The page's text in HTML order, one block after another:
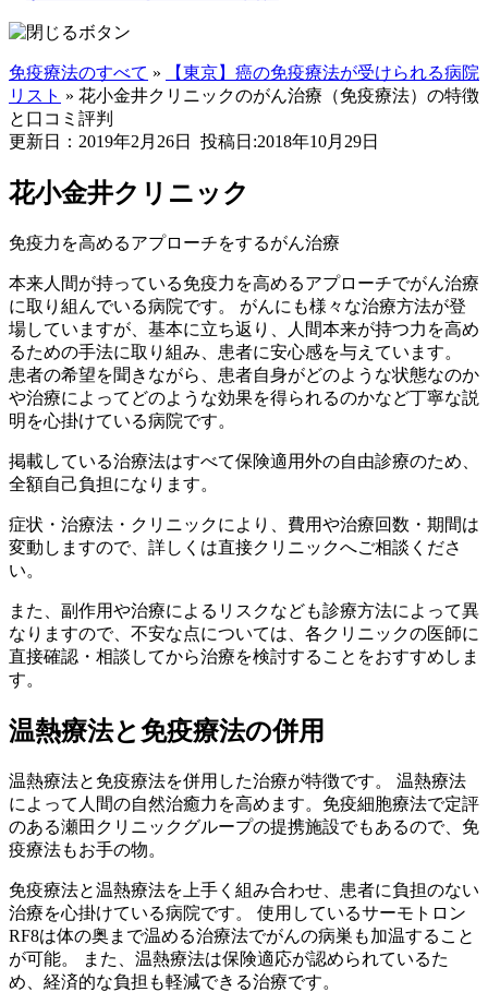
免疫療法のすべて »
【東京】癌の免疫療法が受けられる病院
リスト » 花小金井クリニックのがん治療（免疫療法）の特徴
と口コミ評判
更新日：2019年2月26日
投稿日:2018年10月29日
花小金井クリニック
免疫力を高めるアプローチをするがん治療
本来人間が持っている免疫力を高めるアプローチでがん治療
に取り組んでいる病院です。 がんにも様々な治療方法が登
場していますが、基本に立ち返り、人間本来が持つ力を高め
るための手法に取り組み、患者に安心感を与えています。
患者の希望を聞きながら、患者自身がどのような状態なのか
や治療によってどのような効果を得られるのかなど丁寧な説
明を心掛けている病院です。
掲載している治療法はすべて保険適用外の自由診療のため、
全額自己負担になります。
症状・治療法・クリニックにより、費用や治療回数・期間は
変動しますので、詳しくは直接クリニックへご相談くださ
い。
また、副作用や治療によるリスクなども診療方法によって異
なりますので、不安な点については、各クリニックの医師に
直接確認・相談してから治療を検討することをおすすめしま
す。
温熱療法と免疫療法の併用
温熱療法と免疫療法を併用した治療が特徴です。 温熱療法
によって人間の自然治癒力を高めます。免疫細胞療法で定評
のある瀬田クリニックグループの提携施設でもあるので、免
疫療法もお手の物。
免疫療法と温熱療法を上手く組み合わせ、患者に負担のない
治療を心掛けている病院です。 使用しているサーモトロン
RF8は体の奥まで温める治療法でがんの病巣も加温すること
が可能。 また、温熱療法は保険適応が認められているた
め、経済的な負担も軽減できる治療です。